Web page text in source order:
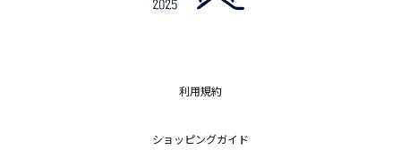
利用規約
ショッピングガイド